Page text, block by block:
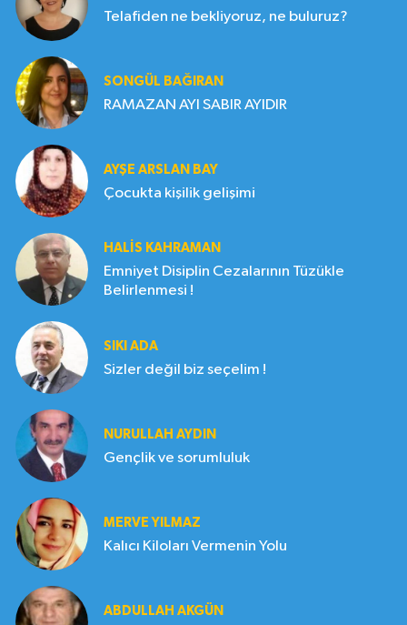
Telafiden ne bekliyoruz, ne buluruz?
SONGÜL BAĞIRAN
RAMAZAN AYI SABIR AYIDIR
AYŞE ARSLAN BAY
Çocukta kişilik gelişimi
HALIS KAHRAMAN
Emniyet Disiplin Cezalarının Tüzükle
Belirlenmesi !
SIKI ADA
Sizler değil biz seçelim !
NURULLAH AYDIN
Gençlik ve sorumluluk
MERVE YILMAZ
Kalıcı Kiloları Vermenin Yolu
ABDULLAH AKGÜN